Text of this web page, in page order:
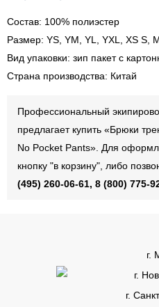
Состав: 100% полиэстер
Размер: YS, YM, YL, YXL, XS S,
Вид упаковки: зип пакет с
Страна производства: Китай
Профессиональный
предлагает купить «Брюки
No Pocket Pants». Для
кнопку "в корзину", либо
(495) 260-06-61, 8 (800) 775-
г.
г.
г.